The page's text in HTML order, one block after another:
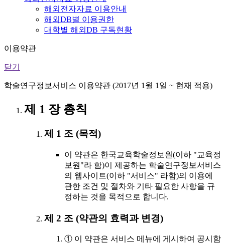
해외전자자료 이용안내
해외DB별 이용권한
대학별 해외DB 구독현황
이용약관
닫기
학술연구정보서비스 이용약관 (2017년 1월 1일 ~ 현재 적용)
제 1 장 총칙
제 1 조 (목적)
이 약관은 한국교육학술정보원(이하 "교육정
보원"라 함)이 제공하는 학술연구정보서비스
의 웹사이트(이하 "서비스" 라함)의 이용에
관한 조건 및 절차와 기타 필요한 사항을 규
정하는 것을 목적으로 합니다.
제 2 조 (약관의 효력과 변경)
① 이 약관은 서비스 메뉴에 게시하여 공시함